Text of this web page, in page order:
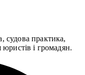
судова практика,
юристів і громадян.